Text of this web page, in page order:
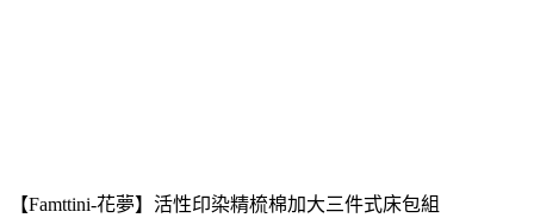
【Famttini-花夢】活性印染精梳棉加大三件式床包組